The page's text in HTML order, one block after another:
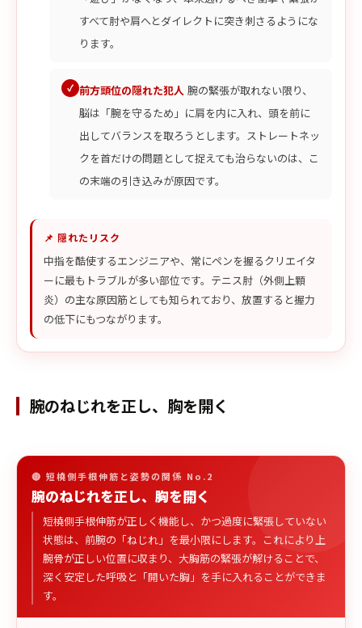
すべて肘や肩へとダイレクトに突き刺さるようにな
ります。
前方頭位の隠れた犯人 腕の緊張が取れない限り、
脳は「腕を守るため」に肩を内に入れ、頭を前に
出してバランスを取ろうとします。ストレートネッ
クを首だけの問題として捉えても治らないのは、こ
の末端の引き込みが原因です。
📌 隠れたリスク
中指を酷使するエンジニアや、常にペンを握るクリエイタ
ーに最もトラブルが多い部位です。テニス肘（外側上顆
炎）の主な原因筋としても知られており、放置すると握力
の低下にもつながります。
腕のねじれを正し、胸を開く
🔴 短橈側手根伸筋と姿勢の関係 No.2
腕のねじれを正し、胸を開く
短橈側手根伸筋が正しく機能し、かつ過度に緊張していない
状態は、前腕の「ねじれ」を最小限にします。これにより上
腕骨が正しい位置に収まり、大胸筋の緊張が解けることで、
深く安定した呼吸と「開いた胸」を手に入れることができま
す。